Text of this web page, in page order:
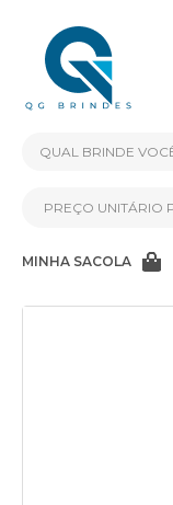
MINHA SACOLA